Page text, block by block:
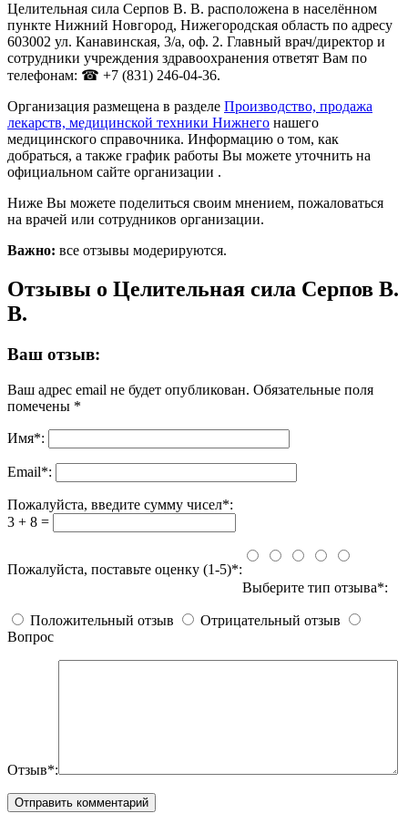
Целительная сила Серпов В. В. расположена в населённом
пункте Нижний Новгород, Нижегородская область по адресу
603002 ул. Канавинская, 3/а, оф. 2. Главный врач/директор и
сотрудники учреждения здравоохранения ответят Вам по
телефонам: ☎ +7 (831) 246-04-36.
Организация размещена в разделе Производство, продажа
лекарств, медицинской техники Нижнего нашего
медицинского справочника. Информацию о том, как
добраться, а также график работы Вы можете уточнить на
официальном сайте организации .
Ниже Вы можете поделиться своим мнением, пожаловаться
на врачей или сотрудников организации.
Важно: все отзывы модерируются.
Отзывы о Целительная сила Серпов В.
В.
Ваш отзыв:
Ваш адрес email не будет опубликован. Обязательные поля
помечены *
Имя*:
Email*:
Пожалуйста, введите сумму чисел*:
3 + 8 =
Пожалуйста, поставьте оценку (1-5)*:
Выберите тип отзыва*:
Положительный отзыв
Отрицательный отзыв
Вопрос
Отзыв*: